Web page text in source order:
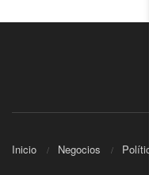
Inicio Negocios